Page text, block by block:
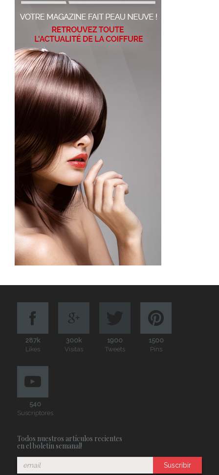
287k
Likes
300k
Visitas
1900
Tweets
1500
Pins
540
Suscriptores
Todos nuestros artículos recientes
en el boletín semanal!
Suscribir